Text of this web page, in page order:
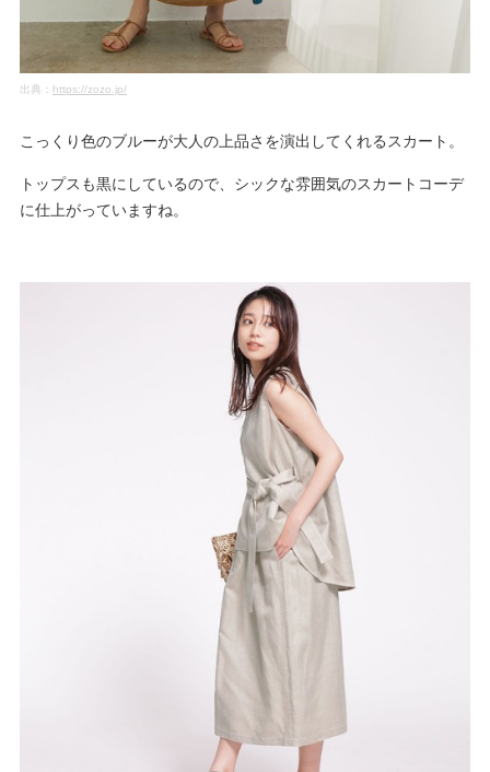
出典： https://zozo.jp/
こっくり色のブルーが大人の上品さを演出してくれるスカート。
トップスも黒にしているので、シックな雰囲気のスカートコーデ
に仕上がっていますね。